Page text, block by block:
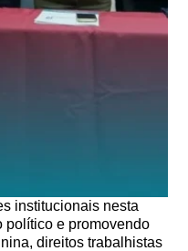
institucionais nesta
político e promovendo
direitos trabalhistas